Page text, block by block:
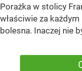
Porażka w stolicy
właściwie za
bolesna. Inaczej nie